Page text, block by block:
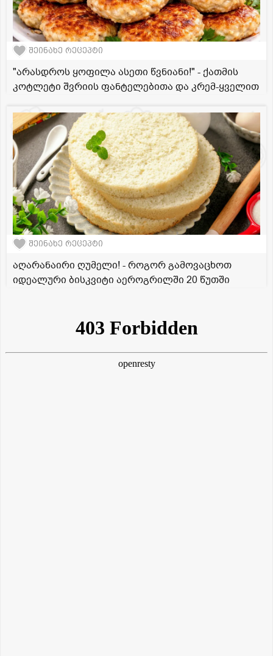
შეინახე რეცეპტი
"არასდროს ყოფილა ასეთი წვნიანი!" - ქათმის
კოტლეტი შვრიის ფანტელებითა და კრემ-ყველით
შეინახე რეცეპტი
აღარანაირი ღუმელი! - როგორ გამოვაცხოთ
იდეალური ბისკვიტი აეროგრილში 20 წუთში